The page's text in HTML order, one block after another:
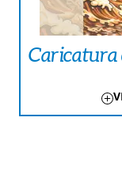
Caricatura